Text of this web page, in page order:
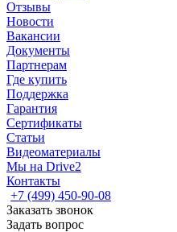
Отзывы
Новости
Вакансии
Документы
Партнерам
Где купить
Поддержка
Гарантия
Сертификаты
Статьи
Видеоматериалы
Мы на Drive2
Контакты
+7 (499) 450-90-08
Заказать звонок
Задать вопрос